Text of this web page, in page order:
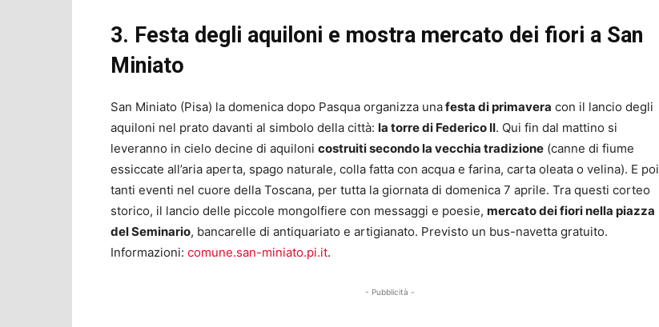
3. Festa degli aquiloni e mostra mercato dei fiori a San
Miniato
San Miniato (Pisa) la domenica dopo Pasqua organizza unafesta di primavera con il lancio degli
aquiloni nel prato davanti al simbolo della città: la torre di Federico II. Qui fin dal mattino si
leveranno in cielo decine di aquiloni costruiti secondo la vecchia tradizione (canne di fiume
essiccate all’aria aperta, spago naturale, colla fatta con acqua e farina, carta oleata o velina). E poi
tanti eventi nel cuore della Toscana, per tutta la giornata di domenica 7 aprile. Tra questi corteo
storico, il lancio delle piccole mongolfiere con messaggi e poesie, mercato dei fiori nella piazza
del Seminario, bancarelle di antiquariato e artigianato. Previsto un bus-navetta gratuito.
Informazioni: comune.san-miniato.pi.it.
- Pubblicità -